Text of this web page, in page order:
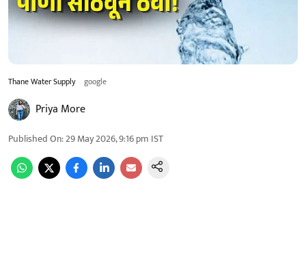
Thane Water Supply google
Priya More
Published On:29 May 2026, 9:16 pm IST